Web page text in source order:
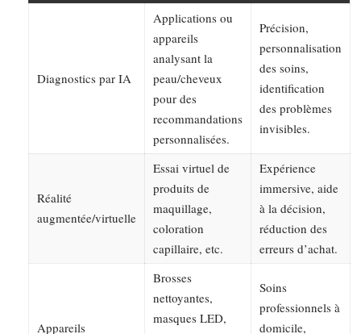
Diagnostics par IA
Applications ou
appareils
analysant la
peau/cheveux
pour des
recommandations
personnalisées.
Précision,
personnalisation
des soins,
identification
des problèmes
invisibles.
Réalité
augmentée/virtuelle
Essai virtuel de
produits de
maquillage,
coloration
capillaire, etc.
Expérience
immersive, aide
à la décision,
réduction des
erreurs d’achat.
Appareils
Brosses
nettoyantes,
masques LED,
Soins
professionnels à
domicile,